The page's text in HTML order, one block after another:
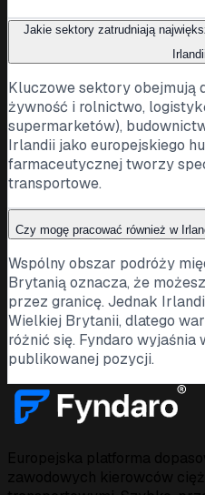
Jakie sektory zatrudniają
Kluczowe sektory obejmują
żywność i rolnictwo,
supermarketów),
Irlandii jako europejskiego
farmaceutycznej tworzy
transportowe.
Czy mogę pracować również w
Wspólny obszar podróży
Brytanią oznacza, że
przez granicę. Jednak
Wielkiej Brytanii, dlatego
różnić się. Fyndaro wyjaśnia
publikowanej pozycji.